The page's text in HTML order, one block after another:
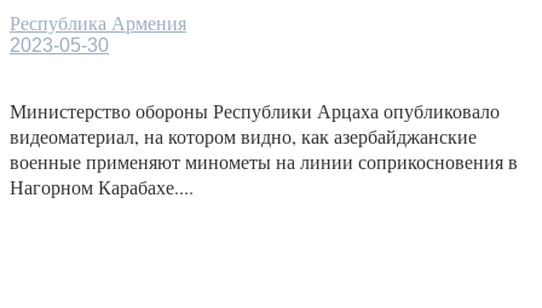
Республика Армения
2023-05-30
Министерство обороны Республики Арцаха опубликовало
видеоматериал, на котором видно, как азербайджанские
военные применяют минометы на линии соприкосновения в
Нагорном Карабахе....